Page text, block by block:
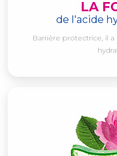
LA
de l'acide
Barrière protectrice, il